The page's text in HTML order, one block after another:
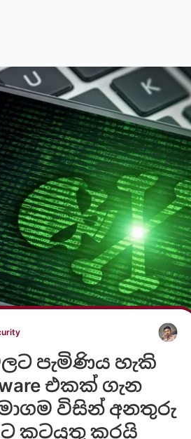
පැමිණිය හැකි
එකක් ගැන
විසින් අනතුරු
කටයුතු කරයි